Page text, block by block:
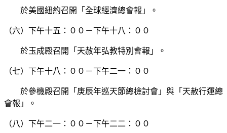
於美國紐約召開「全球經濟總會報」。
（六）下午十五：００－下午十八：００
於玉成殿召開「天赦年弘教特別會報」。
（七）下午十八：００－下午二一：００
於參機殿召開「庚辰年巡天節總檢討會」與「天赦行運總
會報」。
（八）下午二一：００－下午二二：００